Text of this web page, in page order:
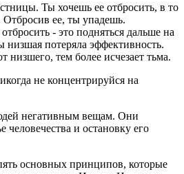
Ты хочешь ее отбросить, в то
ее, ты упадешь.
- это подняться дальше на
потеряла эффективность.
низшего, тем более исчезает тьма.
не концентрируйся на
негативным вещам. Они
человечества и остановку его
основных принципов, которые